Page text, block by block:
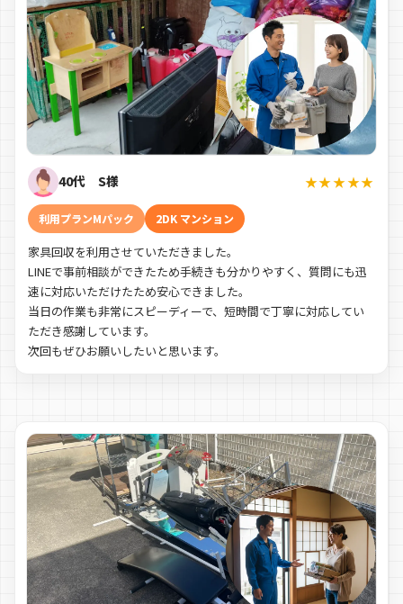
40代 S様 ★★★★★
利用プランMパック 2DK マンション
家具回収を利用させていただきました。
LINEで事前相談ができたため手続きも分かりやすく、質問にも迅
速に対応いただけたため安心できました。
当日の作業も非常にスピーディーで、短時間で丁寧に対応してい
ただき感謝しています。
次回もぜひお願いしたいと思います。